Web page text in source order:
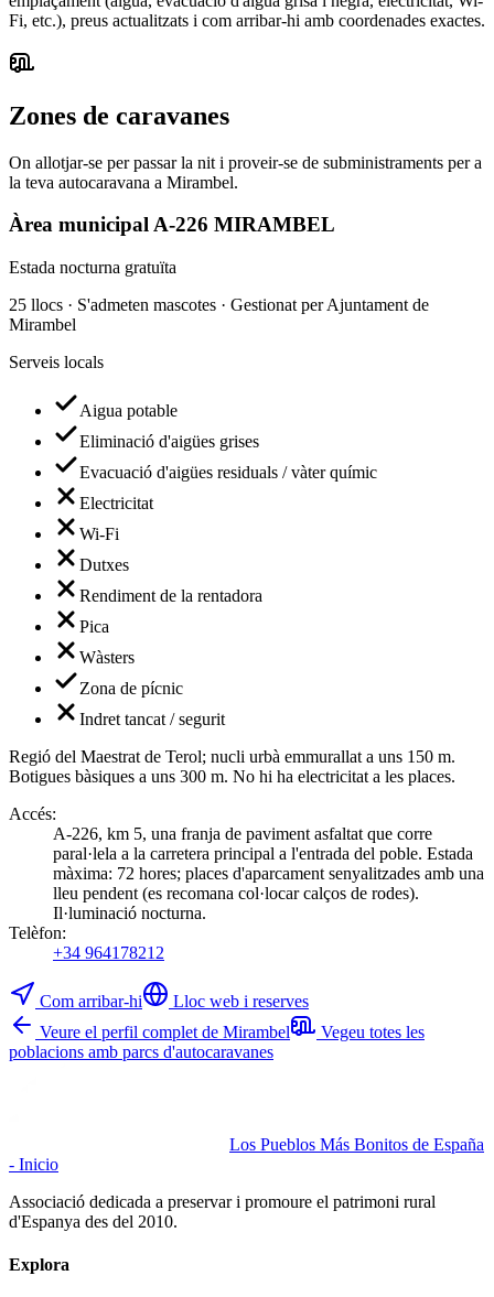
Fi, etc.), preus actualitzats i com arribar-hi amb coordenades exactes.
Zones de caravanes
On allotjar-se per passar la nit i proveir-se de subministraments per a
la teva autocaravana a Mirambel.
Àrea municipal A-226 MIRAMBEL
Estada nocturna gratuïta
25 llocs · S'admeten mascotes · Gestionat per Ajuntament de
Mirambel
Serveis locals
Aigua potable
Eliminació d'aigües grises
Evacuació d'aigües residuals / vàter químic
Electricitat
Wi-Fi
Dutxes
Rendiment de la rentadora
Pica
Wàsters
Zona de pícnic
Indret tancat / segurit
Regió del Maestrat de Terol; nucli urbà emmurallat a uns 150 m.
Botigues bàsiques a uns 300 m. No hi ha electricitat a les places.
Accés:
A-226, km 5, una franja de paviment asfaltat que corre
paral·lela a la carretera principal a l'entrada del poble. Estada
màxima: 72 hores; places d'aparcament senyalitzades amb una
lleu pendent (es recomana col·locar calços de rodes).
Il·luminació nocturna.
Telèfon:
+34 964178212
Com arribar-hi
Lloc web i reserves
Veure el perfil complet de Mirambel
Vegeu totes les
poblacions amb parcs d'autocaravanes
Los Pueblos Más Bonitos de España
- Inicio
Associació dedicada a preservar i promoure el patrimoni rural
d'Espanya des del 2010.
Explora